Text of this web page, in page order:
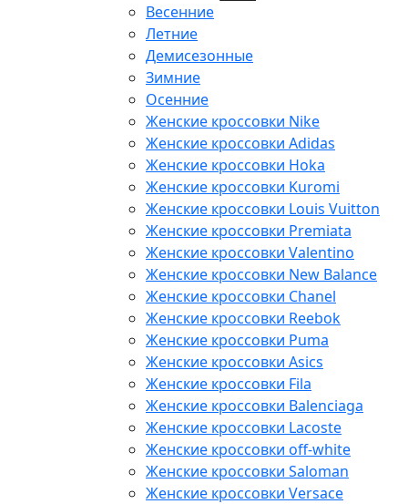
Весенние
Летние
Демисезонные
Зимние
Осенние
Женские кроссовки Nike
Женские кроссовки Adidas
Женские кроссовки Hoka
Женские кроссовки Kuromi
Женские кроссовки Louis Vuitton
Женские кроссовки Premiata
Женские кроссовки Valentino
Женские кроссовки New Balance
Женские кроссовки Chanel
Женские кроссовки Reebok
Женские кроссовки Puma
Женские кроссовки Asics
Женские кроссовки Fila
Женские кроссовки Balenciaga
Женские кроссовки Lacoste
Женские кроссовки off-white
Женские кроссовки Saloman
Женские кроссовки Versace